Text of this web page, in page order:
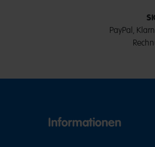
PayPal,
Informationen